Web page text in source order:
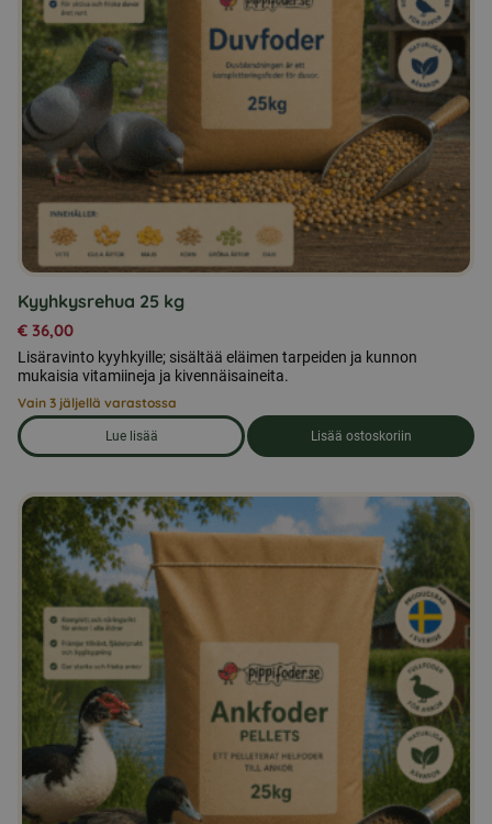
Kyyhkysrehua 25 kg
€ 36,00
Lisäravinto kyyhkyille; sisältää eläimen tarpeiden ja kunnon
mukaisia vitamiineja ja kivennäisaineita.
Vain 3 jäljellä varastossa
Lue lisää
om produkten Kyyhkysrehua 25 kg
Lisää ostoskoriin